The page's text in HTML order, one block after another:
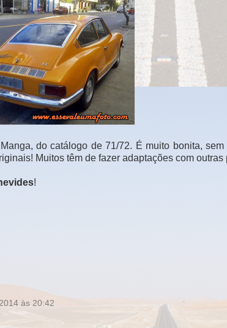
do catálogo de 71/72. É muito bonita,
Muitos têm de fazer adaptações com outras
!
às 20:42